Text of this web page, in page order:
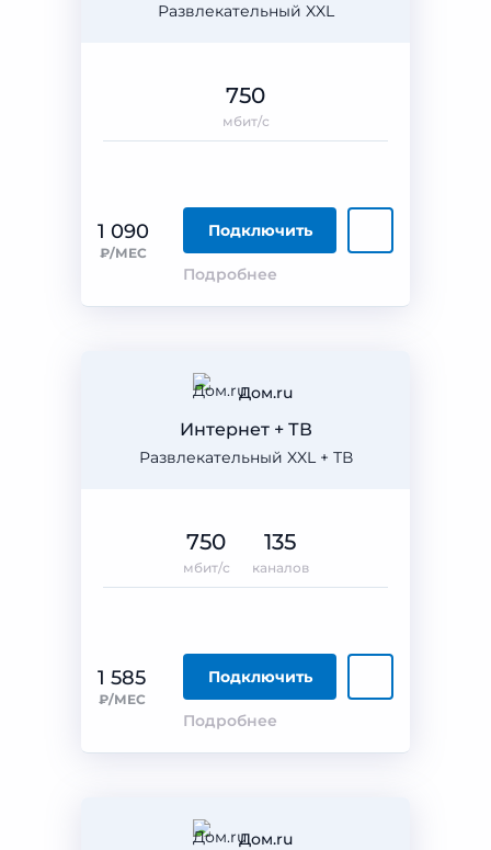
Развлекательный XXL
1 090
₽/МЕС
Подключить
Подробнее
750
мбит/с
Дом.ru
Развлекательный XXL + ТВ
Интернет + ТВ
1 585
₽/МЕС
Подключить
Подробнее
750
мбит/с
135
каналов
Дом.ru